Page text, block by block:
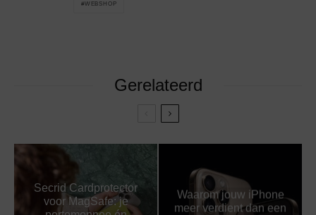
WEBSHOP
Gerelateerd
Secrid Cardprotector
voor MagSafe: je
Waarom jouw iPhone
meer verdient dan een